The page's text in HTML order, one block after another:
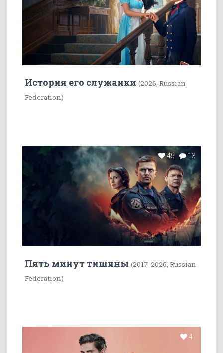
История его служанки (2026, Russian
Federation)
45 13
Пять минут тишины (2017-2026, Russian
Federation)
4